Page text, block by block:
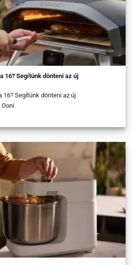
16? Segítünk dönteni az új
16? Segítünk dönteni az új